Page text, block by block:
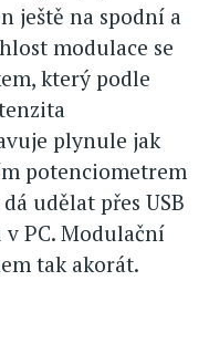
ještě na spodní a
modulace se
který podle
plynule jak
potenciometrem
udělat přes USB
PC. Modulační
tak akorát.